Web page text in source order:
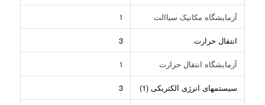
آزمایشگاه مکانیک سیاالت 1
انتقال حرارت 3
آزمایشگاه انتقال حرارت 1
سیستمهای انرژی الکتریکی (1) 3